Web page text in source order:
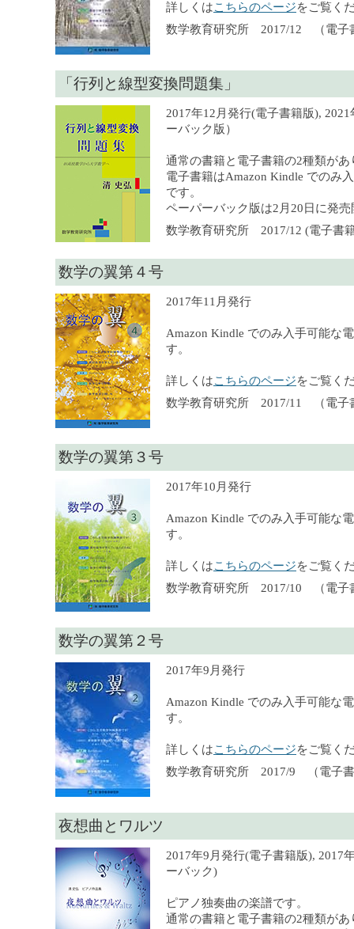
詳しくはこちらのページをご覧く
数学教育研究所 2017/12 （電子
「行列と線型変換問題集」
2017年12月発行(電子書籍版),
ーバック版）
通常の書籍と電子書籍の2種類があ
電子書籍はAmazon Kindle でのみ
です。
ペーパーバック版は2月20日に発
数学教育研究所 2017/12 (電子書
数学の翼第４号
2017年11月発行
Amazon Kindle でのみ入手可能な
す。
詳しくはこちらのページをご覧く
数学教育研究所 2017/11 （電子
数学の翼第３号
2017年10月発行
Amazon Kindle でのみ入手可能な
す。
詳しくはこちらのページをご覧く
数学教育研究所 2017/10 （電子
数学の翼第２号
2017年9月発行
Amazon Kindle でのみ入手可能な
す。
詳しくはこちらのページをご覧く
数学教育研究所 2017/9 （電子
夜想曲とワルツ
2017年9月発行(電子書籍版), 2017
ーバック)
ピアノ独奏曲の楽譜です。
通常の書籍と電子書籍の2種類があ